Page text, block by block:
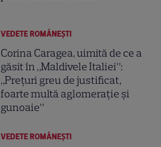
VEDETE ROMÂNEŞTI
Corina Caragea, uimită de ce a
găsit în „Maldivele Italiei”:
„Prețuri greu de justificat,
foarte multă aglomerație și
gunoaie”
VEDETE ROMÂNEŞTI